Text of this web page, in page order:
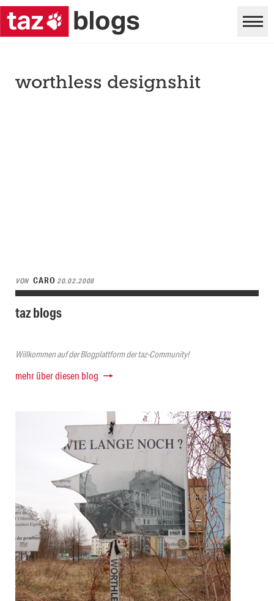
worthless designshit
VON CARO20.02.2008
taz blogs
Willkommen auf der Blogplattform der taz-Community!
mehr über diesen blog